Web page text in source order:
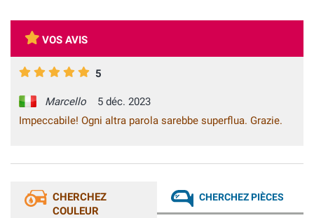
VOS AVIS
5
Marcello
5 déc. 2023
Impeccabile! Ogni altra parola sarebbe superflua. Grazie.
CHERCHEZ
COULEUR
CHERCHEZ PIÈCES